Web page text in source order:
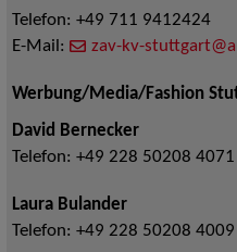
Telefon: +49 711 9412424
E-Mail:
zav-kv-
Werbung/Media/Fashion
David Bernecker
Telefon: +49 228 50208 4071
Laura Bulander
Telefon: +49 228 50208 4009